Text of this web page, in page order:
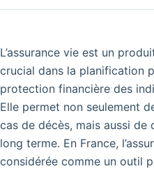
L’assurance vie est un
crucial dans la planification
protection financière des
Elle permet non seulement
cas de décès, mais aussi de
long terme. En France,
considérée comme un outil